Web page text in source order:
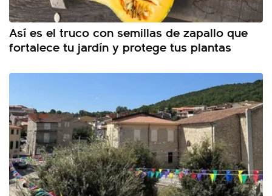
Así es el truco con semillas de zapallo que
fortalece tu jardín y protege tus plantas